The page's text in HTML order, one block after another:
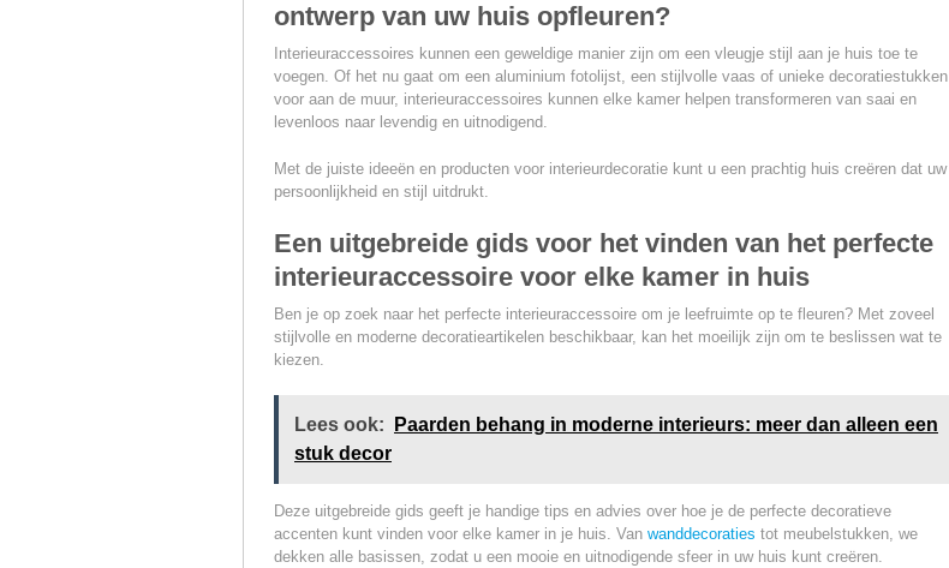
ontwerp van uw huis opfleuren?
Interieuraccessoires kunnen een geweldige manier zijn om een vleugje stijl aan je huis toe te
voegen. Of het nu gaat om een aluminium fotolijst, een stijlvolle vaas of unieke decoratiestukken
voor aan de muur, interieuraccessoires kunnen elke kamer helpen transformeren van saai en
levenloos naar levendig en uitnodigend.
Met de juiste ideeën en producten voor interieurdecoratie kunt u een prachtig huis creëren dat uw
persoonlijkheid en stijl uitdrukt.
Een uitgebreide gids voor het vinden van het perfecte
interieuraccessoire voor elke kamer in huis
Ben je op zoek naar het perfecte interieuraccessoire om je leefruimte op te fleuren? Met zoveel
stijlvolle en moderne decoratieartikelen beschikbaar, kan het moeilijk zijn om te beslissen wat te
kiezen.
Lees ook:
Paarden behang in moderne interieurs: meer dan alleen een
stuk decor
Deze uitgebreide gids geeft je handige tips en advies over hoe je de perfecte decoratieve
accenten kunt vinden voor elke kamer in je huis. Van wanddecoraties tot meubelstukken, we
dekken alle basissen, zodat u een mooie en uitnodigende sfeer in uw huis kunt creëren.